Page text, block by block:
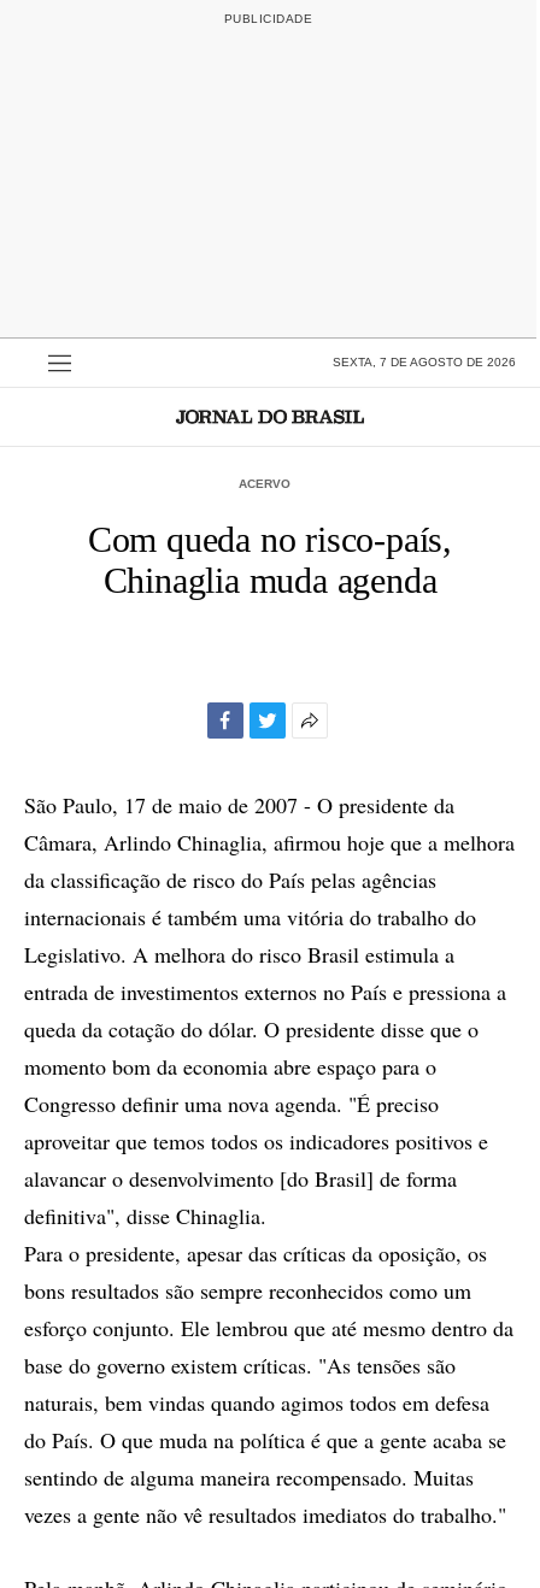
SEXTA, 7 DE AGOSTO DE 2026
ACERVO
Com queda no risco-país,
Chinaglia muda agenda
compartilhamento
São Paulo, 17 de maio de 2007 - O presidente da
Câmara, Arlindo Chinaglia, afirmou hoje que a melhora
da classificação de risco do País pelas agências
internacionais é também uma vitória do trabalho do
Legislativo. A melhora do risco Brasil estimula a
entrada de investimentos externos no País e pressiona a
queda da cotação do dólar. O presidente disse que o
momento bom da economia abre espaço para o
Congresso definir uma nova agenda. "É preciso
aproveitar que temos todos os indicadores positivos e
alavancar o desenvolvimento [do Brasil] de forma
definitiva", disse Chinaglia.
Para o presidente, apesar das críticas da oposição, os
bons resultados são sempre reconhecidos como um
esforço conjunto. Ele lembrou que até mesmo dentro da
base do governo existem críticas. "As tensões são
naturais, bem vindas quando agimos todos em defesa
do País. O que muda na política é que a gente acaba se
sentindo de alguma maneira recompensado. Muitas
vezes a gente não vê resultados imediatos do trabalho."